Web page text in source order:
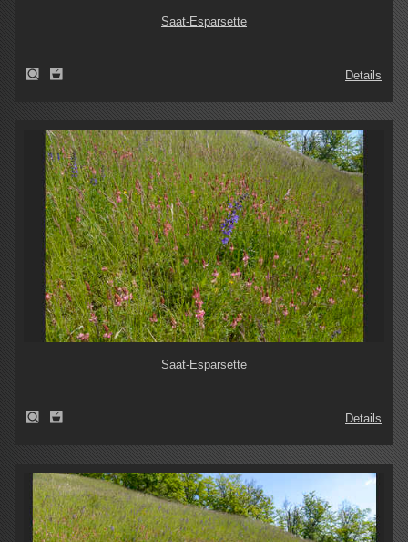
Saat-Esparsette
Details
Saat-Esparsette
Details